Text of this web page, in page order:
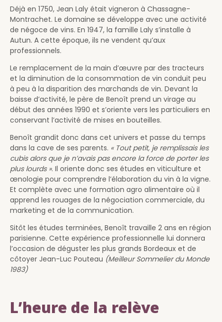
Déjà en 1750, Jean Laly était vigneron à Chassagne-
Montrachet. Le domaine se développe avec une activité
de négoce de vins. En 1947, la famille Laly s’installe à
Autun. A cette époque, ils ne vendent qu’aux
professionnels.
Le remplacement de la main d’œuvre par des tracteurs
et la diminution de la consommation de vin conduit peu
à peu à la disparition des marchands de vin. Devant la
baisse d’activité, le père de Benoît prend un virage au
début des années 1990 et s’oriente vers les particuliers en
conservant l’activité de mises en bouteilles.
Benoît grandit donc dans cet univers et passe du temps
dans la cave de ses parents. « Tout petit, je remplissais les
cubis alors que je n’avais pas encore la force de porter les
plus lourds ». Il oriente donc ses études en viticulture et
œnologie pour comprendre l’élaboration du vin à la vigne.
Et complète avec une formation agro alimentaire où il
apprend les rouages de la négociation commerciale, du
marketing et de la communication.
Sitôt les études terminées, Benoît travaille 2 ans en région
parisienne. Cette expérience professionnelle lui donnera
l’occasion de déguster les plus grands Bordeaux et de
côtoyer Jean-Luc Pouteau (Meilleur Sommelier du Monde
1983)
L’heure de la relève